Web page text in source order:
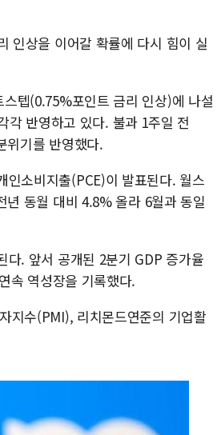
인상을 이어갈 확률에 다시 힘이 실
텝(0.75%포인트 금리 인상)에 나설
반영하고 있다. 불과 1주일 전
위기를 반영했다.
소비지출(PCE)이 발표된다. 월스
년 동월 대비 4.8% 올라 6월과 동일
다. 앞서 공개된 2분기 GDP 증가율
속 역성장을 기록했다.
지수(PMI), 리치몬드연준의 기업활